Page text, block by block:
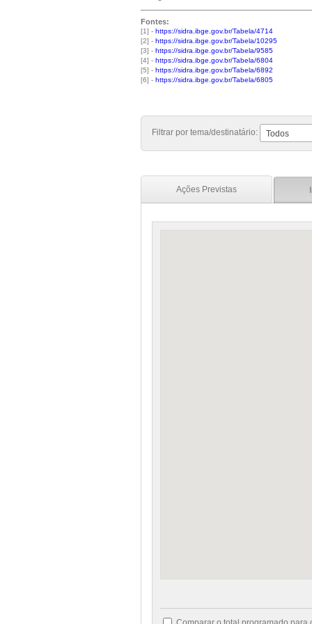
Fontes:
[1] - https://sidra.ibge.gov.br/Tabela/4714
[2] - https://sidra.ibge.gov.br/Tabela/10295
[3] - https://sidra.ibge.gov.br/Tabela/9585
[4] - https://sidra.ibge.gov.br/Tabela/6804
[5] - https://sidra.ibge.gov.br/Tabela/6892
[6] - https://sidra.ibge.gov.br/Tabela/6805
Filtrar por tema/destinatário: Todos
Ações Previstas